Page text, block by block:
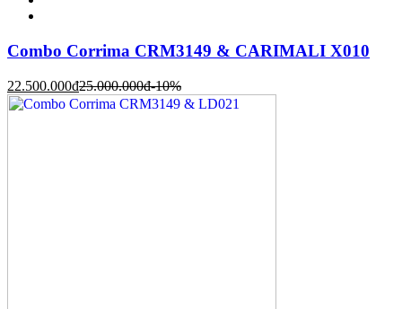
Combo Corrima CRM3149 & CARIMALI X010
22.500.000đ25.000.000đ-10%